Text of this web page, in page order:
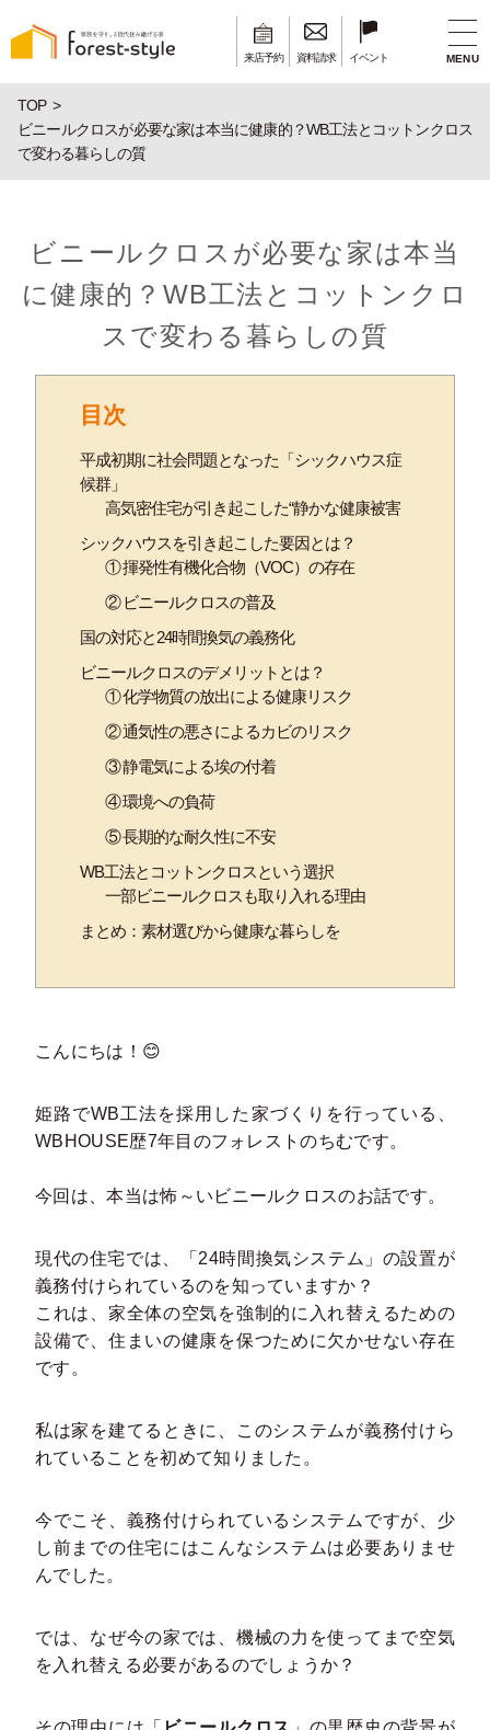
来店予約 資料請求 イベント MENU
TOP
ビニールクロスが必要な家は本当に健康的？WB工法とコットンクロス
で変わる暮らしの質
ビニールクロスが必要な家は本当
に健康的？WB工法とコットンクロ
スで変わる暮らしの質
目次
平成初期に社会問題となった「シックハウス症
候群」
高気密住宅が引き起こした“静かな健康被害
シックハウスを引き起こした要因とは？
① 揮発性有機化合物（VOC）の存在
② ビニールクロスの普及
国の対応と24時間換気の義務化
ビニールクロスのデメリットとは？
① 化学物質の放出による健康リスク
② 通気性の悪さによるカビのリスク
③ 静電気による埃の付着
④ 環境への負荷
⑤ 長期的な耐久性に不安
WB工法とコットンクロスという選択
一部ビニールクロスも取り入れる理由
まとめ：素材選びから健康な暮らしを
こんにちは！😊
姫路でWB工法を採用した家づくりを行っている、
WBHOUSE歴7年目のフォレストのちむです。
今回は、本当は怖～いビニールクロスのお話です。
現代の住宅では、「24時間換気システム」の設置が
義務付けられているのを知っていますか？
これは、家全体の空気を強制的に入れ替えるための
設備で、住まいの健康を保つために欠かせない存在
です。
私は家を建てるときに、このシステムが義務付けら
れていることを初めて知りました。
今でこそ、義務付けられているシステムですが、少
し前までの住宅にはこんなシステムは必要ありませ
んでした。
では、なぜ今の家では、機械の力を使ってまで空気
を入れ替える必要があるのでしょうか？